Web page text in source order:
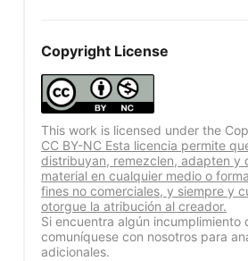
Copyright License
This work is licensed under the
CC BY-NC Esta licencia permite
distribuyan, remezclen, adapten y
material en cualquier medio o
fines no comerciales, y siempre y
otorgue la atribución al creador.
Si encuentra algún incumplimiento
comuníquese con nosotros para
adicionales.